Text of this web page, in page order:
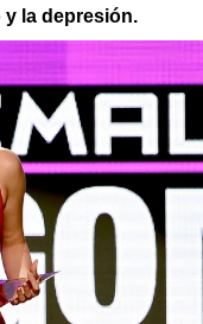
y la depresión.